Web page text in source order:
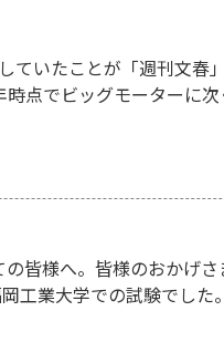
いたことが「週刊文春
点でビッグモーターに
皆様へ。皆様のおかげ
工業大学での試験でした